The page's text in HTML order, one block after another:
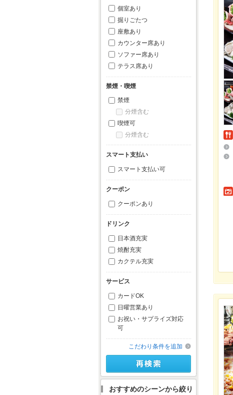
個室あり
掘りごたつ
座敷あり
カウンター席あり
ソファー席あり
テラス席あり
禁煙・喫煙
禁煙
分煙含む
喫煙可
分煙含む
スマート支払い
スマート支払い可
クーポン
クーポンあり
ドリンク
日本酒充実
焼酎充実
カクテル充実
サービス
カードOK
日曜営業あり
お祝い・サプライズ対応
可
こだわり条件を追加
おすすめのシーンから絞り